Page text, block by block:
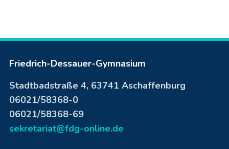
Friedrich-Dessauer-Gymnasium
Stadtbadstraße 4, 63741 Aschaffenburg
06021/58368-0
06021/58368-69
sekretariat@fdg-online.de